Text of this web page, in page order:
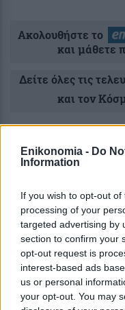
Enikonomia - Do
Information
If you wish to opt-out
processing of your
targeted advertising by
section to confirm your
opt-out request is
interest-based ads
us or personal
your opt-out. You may
Ακολουθήστε το
και μάθετε
Δείτε όλες τις
και τον
6 λεπτά πριν
e-ΕΦΚΑ και
και αύριο στα
37 λεπτά πριν